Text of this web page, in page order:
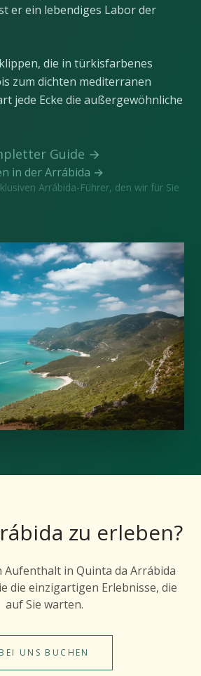
er ein lebendiges Labor der
die in türkisfarbenes
zum dichten mediterranen
jede Ecke die außergewöhnliche
Guide →
in der Arrábida →
Arrábida-Führer, den wir für Sie
zu erleben?
Aufenthalt in Quinta da Arrábida
die einzigartigen Erlebnisse, die
auf Sie warten.
BEI UNS BUCHEN